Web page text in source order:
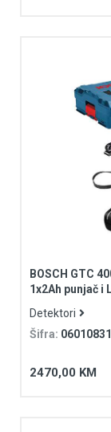
BOSCH GTC
1x2Ah punjač i
Detektori
Šifra:
2470,00 KM